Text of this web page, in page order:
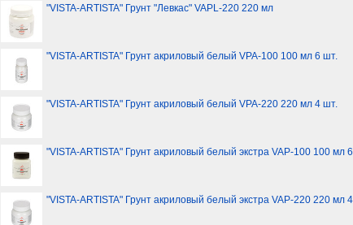
"VISTA-ARTISTA" Грунт "Левкас" VAPL-220 220 мл
"VISTA-ARTISTA" Грунт акриловый белый VPA-100 100 мл 6 шт.
"VISTA-ARTISTA" Грунт акриловый белый VPA-220 220 мл 4 шт.
"VISTA-ARTISTA" Грунт акриловый белый экстра VAP-100 100 мл
"VISTA-ARTISTA" Грунт акриловый белый экстра VAP-220 220 мл